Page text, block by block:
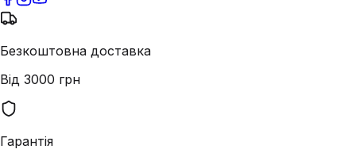
Безкоштовна доставка
Від 3000 грн
Гарантія